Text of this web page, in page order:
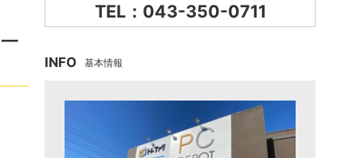
TEL：043-350-0711
INFO 基本情報